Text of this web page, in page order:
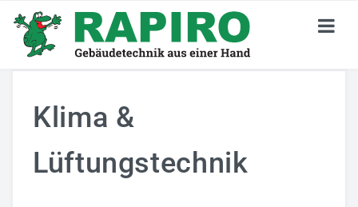
Stellenangebote
Jetzt Bewerben
Klima &
Lüftungstechnik